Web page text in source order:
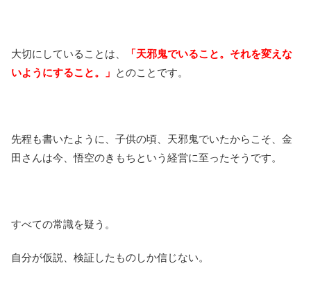
大切にしていることは、
「天邪鬼でいること。それを変えな
いようにすること。」 とのことです。
先程も書いたように、子供の頃、天邪鬼でいたからこそ、金
田さんは今、悟空のきもちという経営に至ったそうです。
すべての常識を疑う。
自分が仮説、検証したものしか信じない。